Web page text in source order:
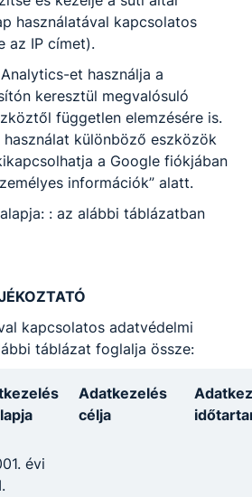
használatával kapcsolatos
az IP címet).
et használja a
keresztül megvalósuló
független elemzésére is.
különböző eszközök
a Google fiókjában
információk” alatt.
: az alábbi táblázatban
kapcsolatos adatvédelmi
táblázat foglalja össze:
Adatkezelés
célja
évi